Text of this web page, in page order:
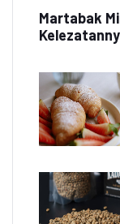
Martabak